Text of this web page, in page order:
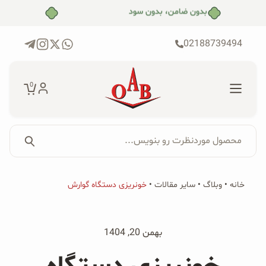
بدون ضامن، بدون سود
02188739494
0
برای:
جستجو...
پکیج‌ها
محصولات ارگانیک
محصول موردنظرت رو بنویس...
خانه • وبلاگ • سایر مقالات • خونریزی دستگاه گوارش
بهمن 20, 1404